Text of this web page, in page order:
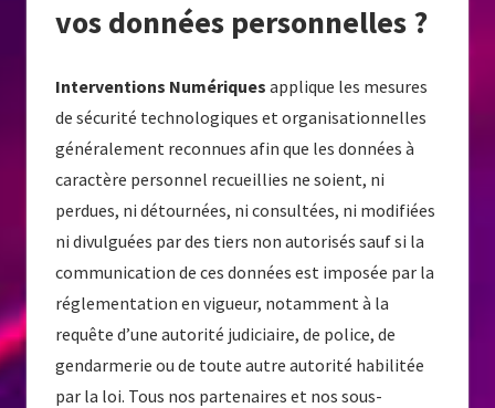
vos données personnelles ?
Interventions Numériques applique les mesures
de sécurité technologiques et organisationnelles
généralement reconnues afin que les données à
caractère personnel recueillies ne soient, ni
perdues, ni détournées, ni consultées, ni modifiées
ni divulguées par des tiers non autorisés sauf si la
communication de ces données est imposée par la
réglementation en vigueur, notamment à la
requête d’une autorité judiciaire, de police, de
gendarmerie ou de toute autre autorité habilitée
par la loi. Tous nos partenaires et nos sous-